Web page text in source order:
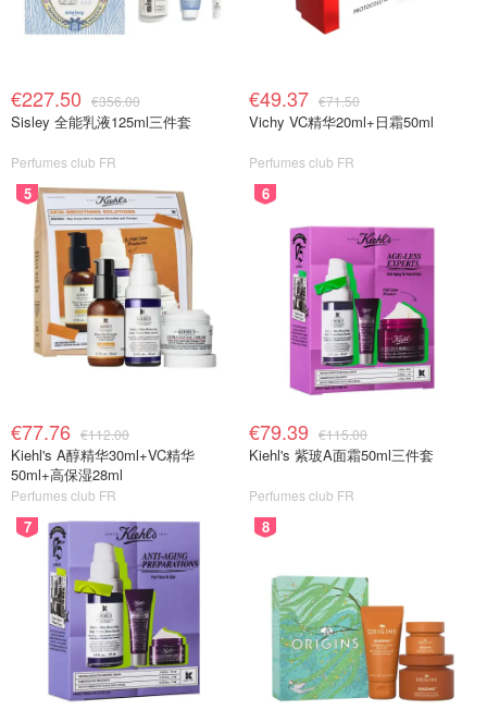
€227.50 €356.00
Sisley 全能乳液125ml三件套
Perfumes club FR
€49.37 €71.50
Vichy VC精华20ml+日霜50ml
Perfumes club FR
5
€77.76 €112.00
Kiehl's A醇精华30ml+VC精华
50ml+高保湿28ml
Perfumes club FR
6
€79.39 €115.00
Kiehl's 紫玻A面霜50ml三件套
Perfumes club FR
7 8